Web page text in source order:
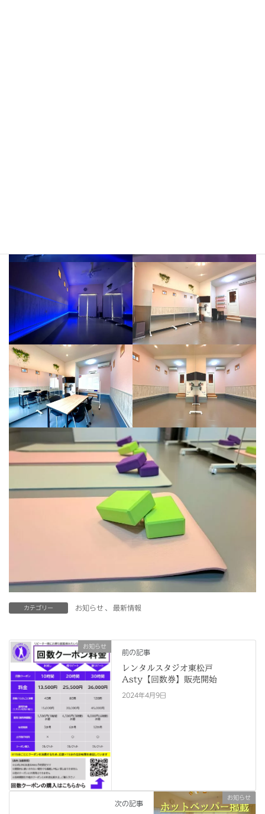
カテゴリー お知らせ 、 最新情報
お知らせ
前の記事
レンタルスタジオ東松戸
Asty【回数券】販売開始
2024年4月9日
お知らせ
次の記事